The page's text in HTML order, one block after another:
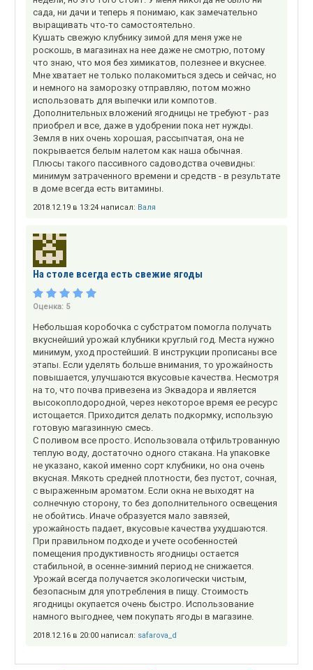
сада, ни дачи и теперь я понимаю, как замечательно
выращивать что-то самостоятельно.
Кушать свежую клубнику зимой для меня уже не
роскошь, в магазинах на нее даже не смотрю, потому
что знаю, что моя без химикатов, полезнее и вкуснее.
Мне хватает не только полакомиться здесь и сейчас, но
и немного на заморозку отправляю, потом можно
использовать для выпечки или компотов.
Дополнительных вложений ягодницы не требуют - раз
приобрел и все, даже в удобрении пока нет нужды.
Земля в них очень хорошая, рассыпчатая, она не
покрывается белым налетом как наша обычная.
Плюсы такого пассивного садоводства очевидны:
минимум затраченного времени и средств - в результате
в доме всегда есть витамины.
2018.12.19 в 13:24 написал: Валя
На столе всегда есть свежие ягоды
Оценка: 5
Небольшая коробочка с субстратом помогла получать
вкуснейший урожай клубники круглый год. Места нужно
минимум, уход простейший. В инструкции прописаны все
этапы. Если уделять больше внимания, то урожайность
повышается, улучшаются вкусовые качества. Несмотря
на то, что почва привезена из Эквадора и является
высокоплодородной, через некоторое время ее ресурс
истощается. Приходится делать подкормку, использую
готовую магазинную смесь.
С поливом все просто. Использовала отфильтрованную
теплую воду, достаточно одного стакана. На упаковке
не указано, какой именно сорт клубники, но она очень
вкусная. Мякоть средней плотности, без пустот, сочная,
с выраженным ароматом. Если окна не выходят на
солнечную сторону, то без дополнительного освещения
не обойтись. Иначе образуется мало завязей,
урожайность падает, вкусовые качества ухудшаются.
При правильном подходе и учете особенностей
помещения продуктивность ягодницы остается
стабильной, в осенне-зимний период не снижается.
Урожай всегда получается экологически чистым,
безопасным для употребления в пищу. Стоимость
ягодницы окупается очень быстро. Использование
намного выгоднее, чем покупать ягоды в магазине.
2018.12.16 в 20:00 написал: safarova_d